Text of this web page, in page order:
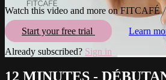
Watch this video and more on FITCAFÉ
Start your free trial
Learn
Already subscribed? Sign in
12 MINUTES -